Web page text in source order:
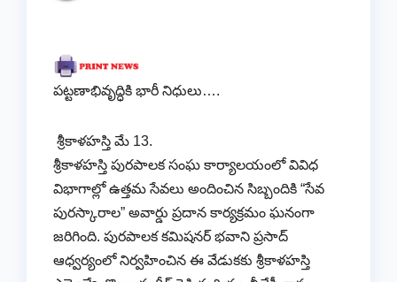
పట్టణాభివృద్ధికి భారీ నిధులు….
​ శ్రీకాళహస్తి మే 13.
శ్రీకాళహస్తి పురపాలక సంఘ కార్యాలయంలో వివిధ
విభాగాల్లో ఉత్తమ సేవలు అందించిన సిబ్బందికి “సేవ
పురస్కారాల” అవార్డు ప్రదాన కార్యక్రమం ఘనంగా
జరిగింది. పురపాలక కమిషనర్ భవాని ప్రసాద్
ఆధ్వర్యంలో నిర్వహించిన ఈ వేడుకకు శ్రీకాళహస్తి